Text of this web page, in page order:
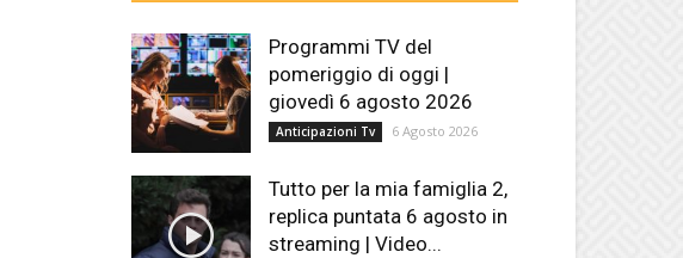
Programmi TV del
pomeriggio di oggi |
giovedì 6 agosto 2026
Anticipazioni Tv 6 Agosto 2026
Tutto per la mia famiglia 2,
replica puntata 6 agosto in
streaming | Video...